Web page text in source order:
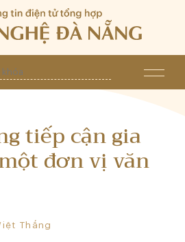
tiếp cận gia
đơn vị văn
Thắng